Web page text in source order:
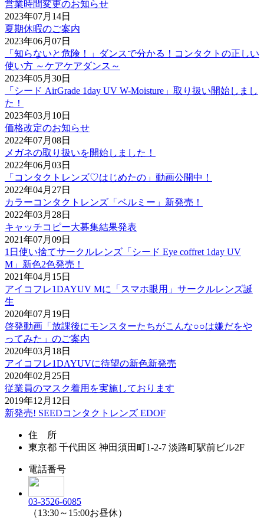
営業時間変更のお知らせ
2023年07月14日
夏期休暇のご案内
2023年06月07日
「知らないと危険！」ダンスで分かる！コンタクトの正しい
使い方 ～ケアケアダンス～
2023年05月30日
「シード AirGrade 1day UV W-Moisture」取り扱い開始しまし
た！
2023年03月10日
価格改定のお知らせ
2022年07月08日
メガネの取り扱いを開始しました！
2022年06月03日
「コンタクトレンズ♡はじめたの」動画公開中！
2022年04月27日
カラーコンタクトレンズ「ベルミー」新発売！
2022年03月28日
キャッチコピー大募集結果発表
2021年07月09日
1日使い捨てサークルレンズ「シード Eye coffret 1day UV
M」新色2色発売！
2021年04月15日
アイコフレ1DAYUV Mに「スマホ眼用」サークルレンズ誕
生
2020年07月19日
啓発動画「放課後にモンスターたちがこんな○○は嫌だをや
ってみた」のご案内
2020年03月18日
アイコフレ1DAYUVに待望の新色新発売
2020年02月25日
従業員のマスク着用を実施しております
2019年12月12日
新発売! SEEDコンタクトレンズ EDOF
住 所
東京都 千代田区 神田須田町1-2-7 淡路町駅前ビル2F
電話番号
03-3526-6085
（13:30～15:00お昼休）